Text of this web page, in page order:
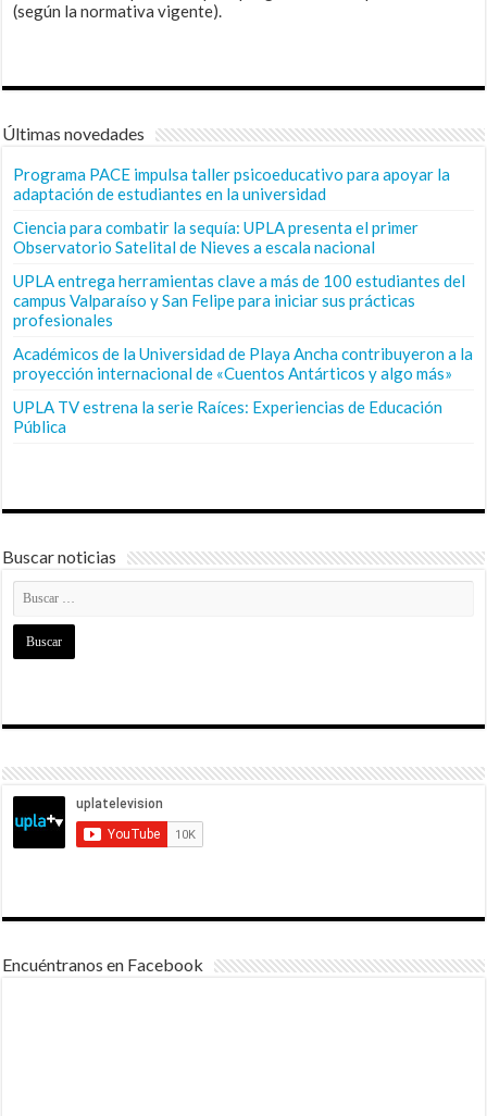
(según la normativa vigente).
Últimas novedades
Programa PACE impulsa taller psicoeducativo para apoyar la
adaptación de estudiantes en la universidad
Ciencia para combatir la sequía: UPLA presenta el primer
Observatorio Satelital de Nieves a escala nacional
UPLA entrega herramientas clave a más de 100 estudiantes del
campus Valparaíso y San Felipe para iniciar sus prácticas
profesionales
Académicos de la Universidad de Playa Ancha contribuyeron a la
proyección internacional de «Cuentos Antárticos y algo más»
UPLA TV estrena la serie Raíces: Experiencias de Educación
Pública
Buscar noticias
Encuéntranos en Facebook